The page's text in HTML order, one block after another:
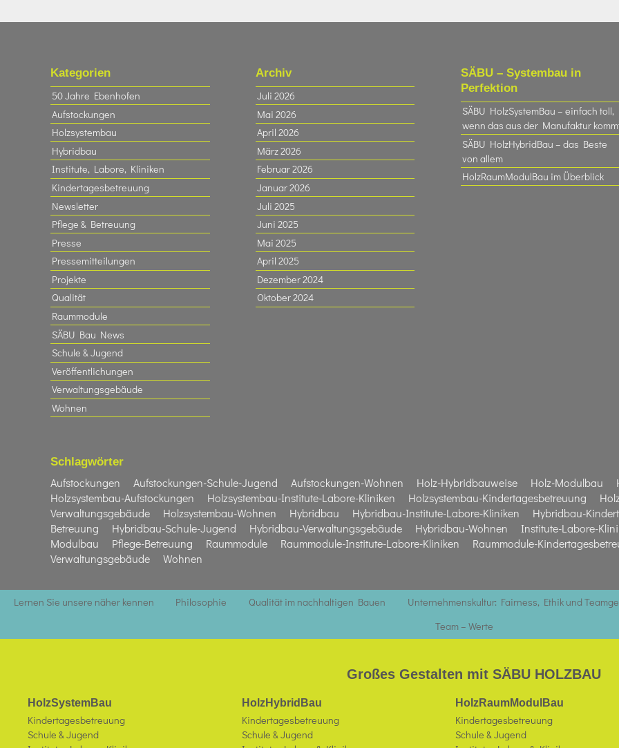
Kategorien
50 Jahre Ebenhofen
Aufstockungen
Holzsystembau
Hybridbau
Institute, Labore, Kliniken
Kindertagesbetreuung
Newsletter
Pflege & Betreuung
Presse
Pressemitteilungen
Projekte
Qualität
Raummodule
SÄBU Bau News
Schule & Jugend
Veröffentlichungen
Verwaltungsgebäude
Wohnen
Archiv
Juli 2026
Mai 2026
April 2026
März 2026
Februar 2026
Januar 2026
Juli 2025
Juni 2025
Mai 2025
April 2025
Dezember 2024
Oktober 2024
SÄBU – Systembau in
Perfektion
SÄBU HolzSystemBau – einfach toll,
wenn das aus der Manufaktur kommt
SÄBU HolzHybridBau – das Beste
von allem
HolzRaumModulBau im Überblick
Schlagwörter
Aufstockungen Aufstockungen-Schule-Jugend Aufstockungen-Wohnen Holz-Hybridbauweise Holz-Modulbau
Holzsystembau-Aufstockungen
Holzsystembau-Institute-Labore-Kliniken Holzsystembau-Kindertagesbetreuung
Verwaltungsgebäude
Holzsystembau-Wohnen Hybridbau Hybridbau-Institute-Labore-Kliniken Hybridbau-
Betreuung
Hybridbau-Schule-Jugend Hybridbau-Verwaltungsgebäude Hybridbau-Wohnen Institute-Labore-
Modulbau
Pflege-Betreuung Raummodule Raummodule-Institute-Labore-Kliniken Raummodule-
Verwaltungsgebäude
Wohnen
Lernen Sie unsere näher kennen Philosophie Qualität im nachhaltigen Bauen Unternehmenskultur: Fairness, Ethik und
Team – Werte
Großes Gestalten mit SÄBU HOLZBAU
HolzSystemBau
Kindertagesbetreuung
Schule & Jugend
HolzHybridBau
Kindertagesbetreuung
Schule & Jugend
HolzRaumModulBau
Kindertagesbetreuung
Schule & Jugend